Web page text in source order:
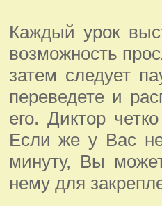
Каждый урок
возможность
затем следует
переведете и
его. Диктор
Если же у Вас
минуту, Вы
нему для